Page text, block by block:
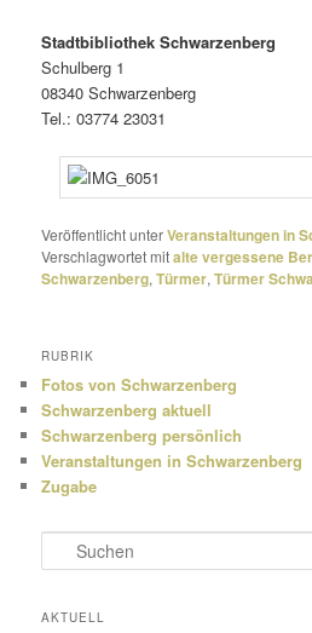
Stadtbibliothek Schwarzenberg
Schulberg 1
08340 Schwarzenberg
Tel.: 03774 23031
Veröffentlicht unterVeranstaltungen in
Verschlagwortet mitalte vergessene
Schwarzenberg,Türmer,Türmer
RUBRIK
Fotos von Schwarzenberg
Schwarzenberg aktuell
Schwarzenberg persönlich
Veranstaltungen in Schwarzenberg
Zugabe
u
h
AKTUELL